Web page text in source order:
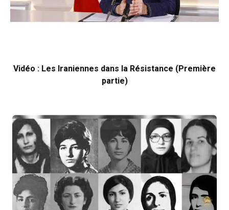
Vidéo : Les Iraniennes dans la Résistance (Première
partie)